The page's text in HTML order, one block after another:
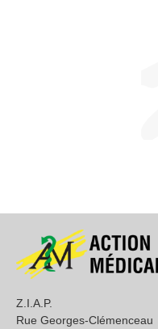
Z.I.A.P.
Rue Georges-Clémenceau